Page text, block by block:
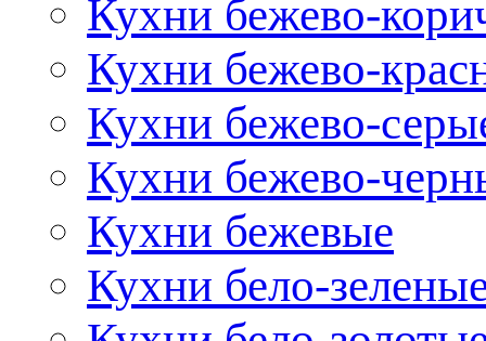
Кухни бежево-
Кухни бежево-
Кухни бежево-
Кухни бежево-
Кухни бежевые
Кухни бело-